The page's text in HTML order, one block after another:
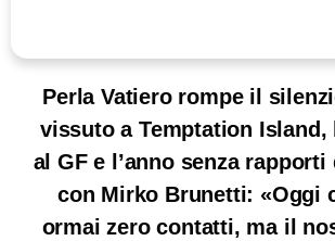
Perla Vatiero rompe il
vissuto a Temptation
al GF e l’anno senza
con Mirko Brunetti: «Oggi
ormai zero contatti, ma il